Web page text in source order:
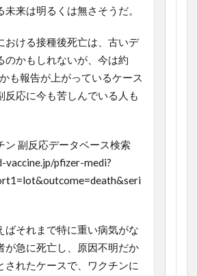
未来は明るくは無さそうだ。
おける接種後死亡は、古いデ
のかもしれないが、今は約
も報告が上がっているケース
反応に今も苦しんでいる人も
ン 副反応データベース検索
vaccine.jp/pfizer-medi?
ばそれまで特に重い病気がな
が急に死亡し、原因不明だか
されたケースで、ワクチンに